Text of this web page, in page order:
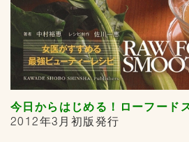
今日からはじめる！ローフード
2012年3月初版発行